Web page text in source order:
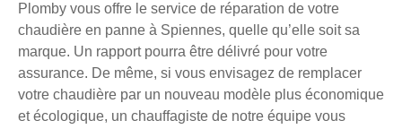
Plomby vous offre le service de réparation de votre
chaudière en panne à Spiennes, quelle qu’elle soit sa
marque. Un rapport pourra être délivré pour votre
assurance. De même, si vous envisagez de remplacer
votre chaudière par un nouveau modèle plus économique
et écologique, un chauffagiste de notre équipe vous